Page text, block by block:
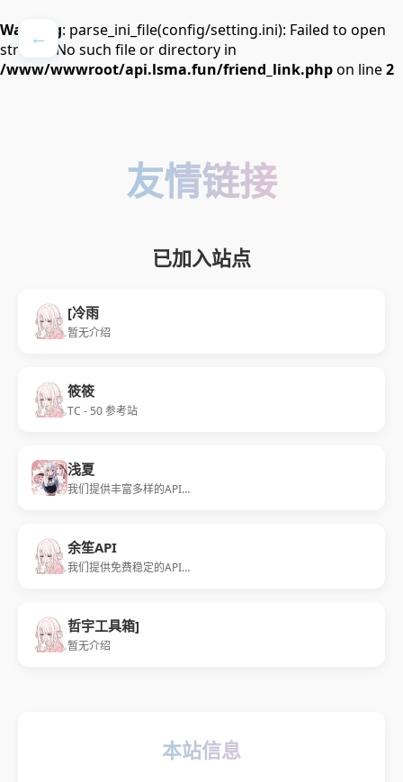
Warning: parse_ini_file(config/setting.ini): Failed to open
stream: No such file or directory in
/www/wwwroot/api.lsma.fun/friend_link.phpon line2
←
友情链接
已加入站点
[冷雨
暂无介绍
筱筱
TC - 50 参考站
浅夏
我们提供丰富多样的API接口，接口仅提供学习，请勿用于商用。
余笙API
我们提供免费稳定的API服务
哲宇工具箱]
暂无介绍
本站信息